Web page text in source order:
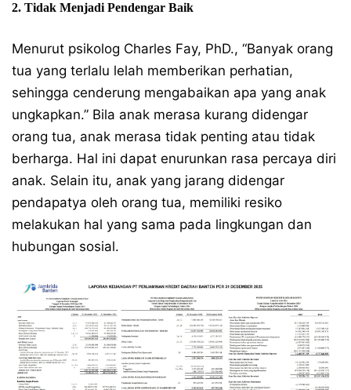
2. Tidak Menjadi Pendengar Baik
Menurut psikolog Charles Fay, PhD., “Banyak orang
tua yang terlalu lelah memberikan perhatian,
sehingga cenderung mengabaikan apa yang anak
ungkapkan.” Bila anak merasa kurang didengar
orang tua, anak merasa tidak penting atau tidak
berharga. Hal ini dapat enurunkan rasa percaya diri
anak. Selain itu, anak yang jarang didengar
pendapatya oleh orang tua, memiliki resiko
melakukan hal yang sama pada lingkungan dan
hubungan sosial.